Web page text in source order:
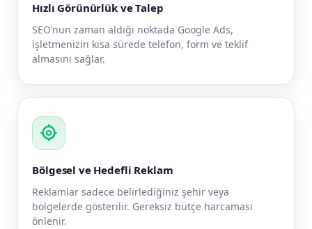
Hızlı Görünürlük ve Talep
SEO’nun zaman aldığı noktada Google Ads,
işletmenizin kısa sürede telefon, form ve teklif
almasını sağlar.
my_location
Bölgesel ve Hedefli Reklam
Reklamlar sadece belirlediğiniz şehir veya
bölgelerde gösterilir. Gereksiz bütçe harcaması
önlenir.